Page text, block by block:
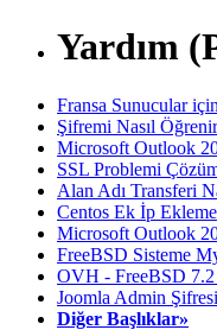
Yardım
Fransa Sunucular
Şifremi Nasıl
Microsoft Outlook
SSL Problemi
Alan Adı Transferi
Centos Ek İp Ekleme
Microsoft Outlook
FreeBSD Sisteme
OVH - FreeBSD
Joomla Admin Şifresi
Diğer Başlıklar»